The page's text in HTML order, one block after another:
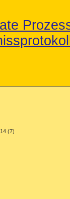
(7)